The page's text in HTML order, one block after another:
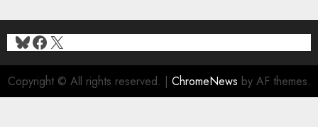
28/05/2026
Bluesky
Facebook
X
Copyright © All rights reserved. | ChromeNews by AF themes.